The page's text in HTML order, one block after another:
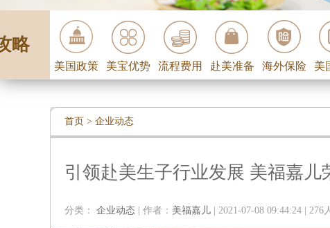
略
美国政策 美宝优势 流程费用 赴美准备 海外保险 美
首页 > 企业动态
引领赴美生子行业发展 美福嘉儿
分类： 企业动态 | 作者： 美福嘉儿 | 2021-07-08 09:44:24 | 276